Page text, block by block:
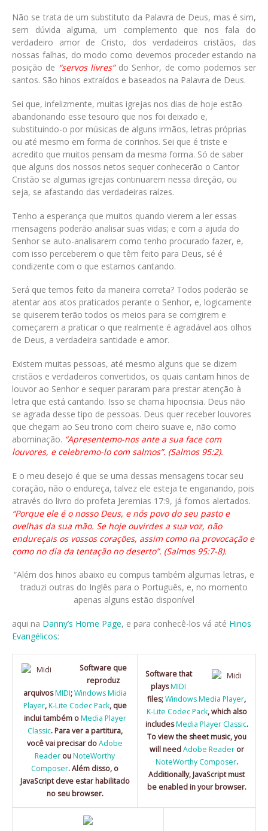
Não se trata de um substituto da Palavra de Deus, mas é sim,
sem dúvida alguma, um complemento que nos fala do
verdadeiro amor de Cristo, dos verdadeiros cristãos, das
nossas falhas, do modo como devemos proceder estando na
posição de “servos livres”do Senhor, de como podemos ser
santos. São hinos extraídos e baseados na Palavra de Deus.
Sei que, infelizmente, muitas igrejas nos dias de hoje estão
abandonando esse tesouro que nos foi deixado e,
substituindo-o por músicas de alguns irmãos, letras próprias
ou até mesmo em forma de corinhos. Sei que é triste e
acredito que muitos pensam da mesma forma. Só de saber
que alguns dos nossos netos sequer conhecerão o Cantor
Cristão se algumas igrejas continuarem nessa direção, ou
seja, se afastando das verdadeiras raízes.
Tenho a esperança que muitos quando vierem a ler essas
mensagens poderão analisar suas vidas; e com a ajuda do
Senhor se auto-analisarem como tenho procurado fazer, e,
com isso perceberem o que têm feito para Deus, sé é
condizente com o que estamos cantando.
Será que temos feito da maneira correta? Todos poderão se
atentar aos atos praticados perante o Senhor, e, logicamente
se quiserem terão todos os meios para se corrigirem e
começarem a praticar o que realmente é agradável aos olhos
de Deus, a verdadeira santidade e amor.
Existem muitas pessoas, até mesmo alguns que se dizem
cristãos e verdadeiros convertidos, os quais cantam hinos de
louvor ao Senhor e sequer pararam para prestar atenção à
letra que está cantando. Isso se chama hipocrisia. Deus não
se agrada desse tipo de pessoas. Deus quer receber louvores
que chegam ao Seu trono com cheiro suave e, não como
abominação. “Apresentemo-nos ante a sua face com
louvores, e celebremo-lo com salmos”. (Salmos 95:2).
E o meu desejo é que se uma dessas mensagens tocar seu
coração, não o endureça, talvez ele esteja te enganando, pois
através do livro do profeta Jeremias 17:9, já fomos alertados.
“Porque ele é o nosso Deus, e nós povo do seu pasto e
ovelhas da sua mão. Se hoje ouvirdes a sua voz, não
endureçais os vossos corações, assim como na provocação e
como no dia da tentação no deserto”. (Salmos 95:7-8).
“Além dos hinos abaixo eu compus também algumas letras, e
traduzi outras do Inglês para o Português, e, no momento
apenas alguns estão disponível
aqui na Danny’s Home Page, e para conhecê-los vá até Hinos
Evangélicos:
Software que
reproduz
arquivosMIDI;Windows Midia
Player,K-Lite Codec Pack, que
inclui também oMedia Player
Classic. Para ver a partitura,
você vai precisar doAdobe
Reader ouNoteWorthy
Composer. Além disso, o
JavaScript deve estar habilitado
no seu browser.
Software that
playsMIDI
files;Windows Media Player,
K-Lite Codec Pack, which also
includesMedia Player Classic.
To view the sheet music, you
will needAdobe Readeror
NoteWorthy Composer.
Additionally, JavaScript must
be enabled in your browser.